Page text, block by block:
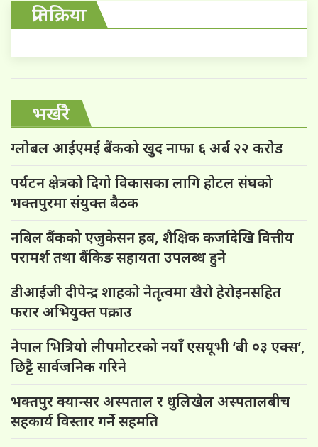
प्रतिक्रिया
भर्खरै
ग्लोबल आईएमई बैंकको खुद नाफा ६ अर्ब २२ करोड
पर्यटन क्षेत्रको दिगो विकासका लागि होटल संघको
भक्तपुरमा संयुक्त बैठक
नबिल बैंकको एजुकेसन हब, शैक्षिक कर्जादेखि वित्तीय
परामर्श तथा बैंकिङ सहायता उपलब्ध हुने
डीआईजी दीपेन्द्र शाहको नेतृत्वमा खैरो हेरोइनसहित
फरार अभियुक्त पक्राउ
नेपाल भित्रियो लीपमोटरको नयाँ एसयूभी ‘बी ०३ एक्स’,
छिट्टै सार्वजनिक गरिने
भक्तपुर क्यान्सर अस्पताल र धुलिखेल अस्पतालबीच
सहकार्य विस्तार गर्ने सहमति